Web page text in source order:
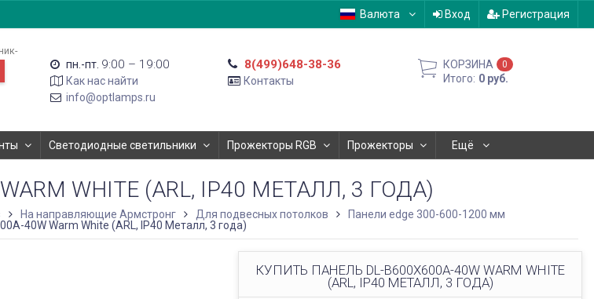
Валюта Вход Регистрация
пн.-пт. 9:00 – 19:00
Как нас найти
info@optlamps.ru
8(499)648-38-36
Контакты
КОРЗИНА 0
Итого: 0 руб.
Светодиодные светильники Прожекторы RGB Прожекторы Ещё
WHITE (ARL, IP40 МЕТАЛЛ, 3 ГОДА)
На направляющие Армстронг Для подвесных потолков
Панели edge 300-600-1200 мм
40W Warm White (ARL, IP40 Металл, 3 года)
КУПИТЬ ПАНЕЛЬ DL-B600X600A-40W WARM WHITE
(ARL, IP40 МЕТАЛЛ, 3 ГОДА)